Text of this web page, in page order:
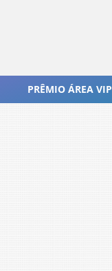
PRÊMIO ÁREA VIP